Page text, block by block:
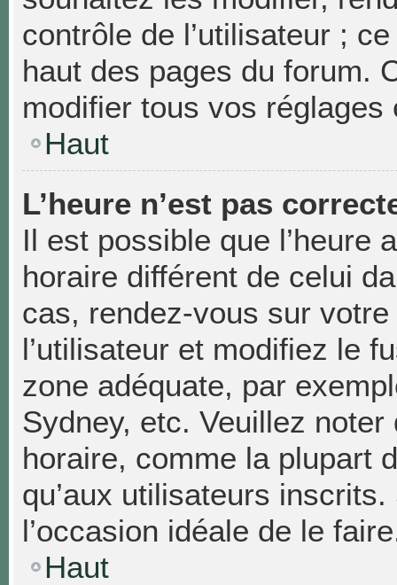
contrôle de l’utilisateur ;
haut des pages du forum.
modifier tous vos
Haut
L’heure n’est pas
Il est possible que l’heure
horaire différent de celui
cas, rendez-vous sur
l’utilisateur et modifiez le
zone adéquate, par
Sydney, etc. Veuillez
horaire, comme la plupart
qu’aux utilisateurs
l’occasion idéale de le
Haut